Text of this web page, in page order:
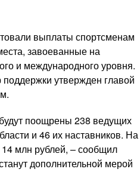
выплаты спортсменам
завоеванные на
и международного уровня.
утвержден главой
поощрены 238 ведущих
и 46 их наставников. На
млн рублей, – сообщил
дополнительной мерой